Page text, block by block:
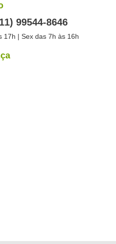
99544-8646
17h | Sex das 7h às 16h